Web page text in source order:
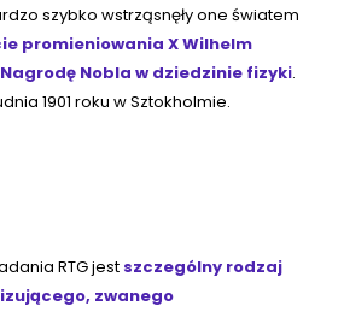
szybko wstrząsnęły one światem
promieniowania X Wilhelm
Nobla w dziedzinie fizyki.
1901 roku w Sztokholmie.
RTG jest szczególny rodzaj
zwanego